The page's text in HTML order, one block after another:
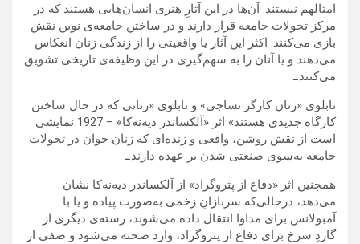
امثالهم نیستند. آن‌ها در این آثارِ هنری انسان‌هایی‌ هستند که در
مرکز تحولات جامعه قرار دارند و در ساختن جامعه‌ی نوین نقش
بازی می‌کنند. اکثر این آثار یا واقعیتی را از زندگی زنان انعکاس
می‌دهند و یا آنان را به سهم‌گیری در این وظیفه‌ی تاریخی تشویق
می‌کنند.ـ
تابلوی «زنان کارگر نساجی» و تابلوی «زنانی که در حال ساختن
کارگاه جدیدی هستند» اثر «آلکساندر دیه‌نه‌کا» – 1927 نمایشی
است از نقش روشن، واقعی و زنده‌ای که زنان جوان در تحولات
جامعه به‌سوی صنعتی شدن بر عهده ‌دارند.ـ
همچنین اثر «دفاع از پتروگراد» از آلکساندر دیه‌نه‌کا نشان
می‌دهد، درحالی‌که سربازانِ زخمی به‌صورت پیاده و یا با
آمبولانس برای مداوا انتقال داده می‌شوند، رسته‌ی دیگری از
گاردِ سرخ برای دفاع از پتروگراد، وارد صحنه می‌شود و صفی از